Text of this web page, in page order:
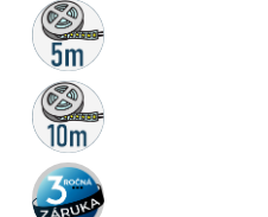
5m
rolka
10m
rolka
3 roky
záruka